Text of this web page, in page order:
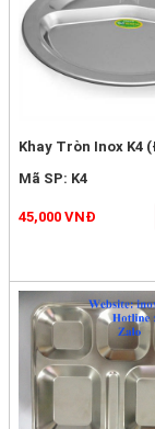
Mã SP: K4
45,000 VNĐ